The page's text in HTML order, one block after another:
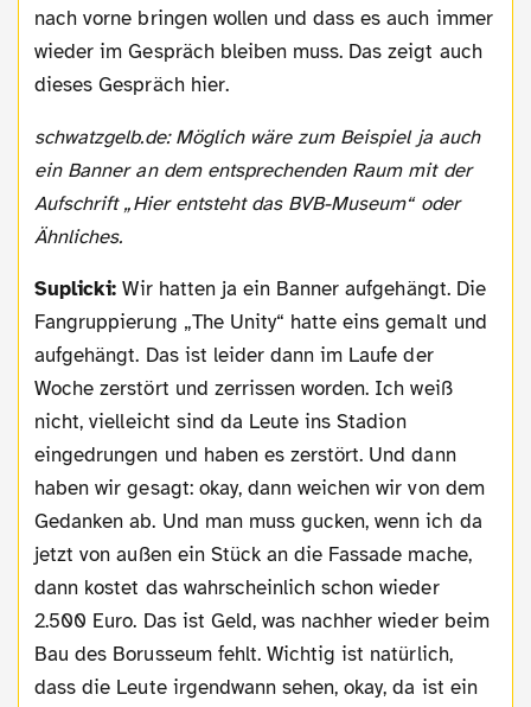
nach vorne bringen wollen und dass es auch immer
wieder im Gespräch bleiben muss. Das zeigt auch
dieses Gespräch hier.
schwatzgelb.de: Möglich wäre zum Beispiel ja auch
ein Banner an dem entsprechenden Raum mit der
Aufschrift „Hier entsteht das BVB-Museum“ oder
Ähnliches.
Suplicki:Wir hatten ja ein Banner aufgehängt. Die
Fangruppierung „The Unity“ hatte eins gemalt und
aufgehängt. Das ist leider dann im Laufe der
Woche zerstört und zerrissen worden. Ich weiß
nicht, vielleicht sind da Leute ins Stadion
eingedrungen und haben es zerstört. Und dann
haben wir gesagt: okay, dann weichen wir von dem
Gedanken ab. Und man muss gucken, wenn ich da
jetzt von außen ein Stück an die Fassade mache,
dann kostet das wahrscheinlich schon wieder
2.500 Euro. Das ist Geld, was nachher wieder beim
Bau des Borusseum fehlt. Wichtig ist natürlich,
dass die Leute irgendwann sehen, okay, da ist ein